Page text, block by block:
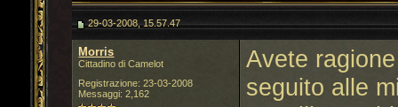
29-03-2008, 15.57.47
Morris
Cittadino di Camelot
Registrazione: 23-03-2008
Messaggi: 2,162
Avete
seguito alle